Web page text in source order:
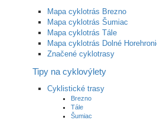
Mapa cyklotrás Brezno
Mapa cyklotrás Šumiac
Mapa cyklotrás Tále
Mapa cyklotrás Dolné
Značené cyklotrasy
Tipy na cyklovýlety
Cyklistické trasy
Brezno
Tále
Šumiac